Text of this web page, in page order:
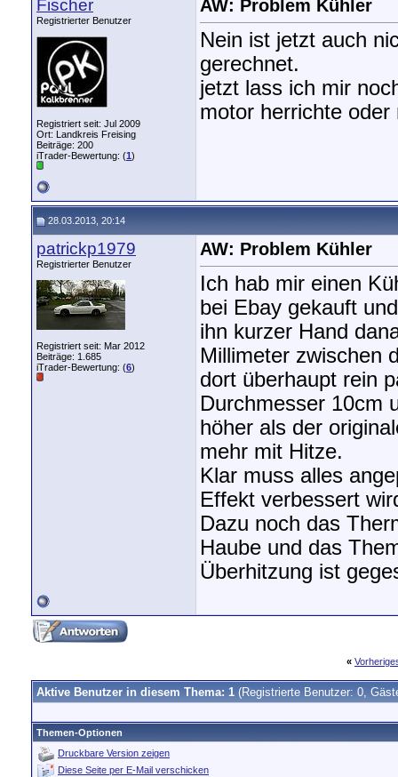
Fischer
Registrierter Benutzer
Registriert seit: Jul 2009
Ort: Landkreis Freising
Beiträge: 200
iTrader-Bewertung: (1)
AW: Problem Kühler
Nein ist jetzt auch
gerechnet.
jetzt lass ich mir
motor herrichte
28.03.2013, 20:14
patrickp1979
Registrierter Benutzer
Registriert seit: Mar 2012
Beiträge: 1.685
iTrader-Bewertung: (6)
AW: Problem Kühler
Ich hab mir einen
bei Ebay gekauft
ihn kurzer Hand
Millimeter zwischen
dort überhaupt rein
Durchmesser 10cm
höher als der
mehr mit Hitze.
Klar muss alles
Effekt verbessert
Dazu noch das
Haube und das
Überhitzung ist
«
Aktive Benutzer in diesem Thema: 1 (Registrierte Benutzer: 0,
Themen-Optionen
Druckbare Version zeigen
Diese Seite per E-Mail verschicken